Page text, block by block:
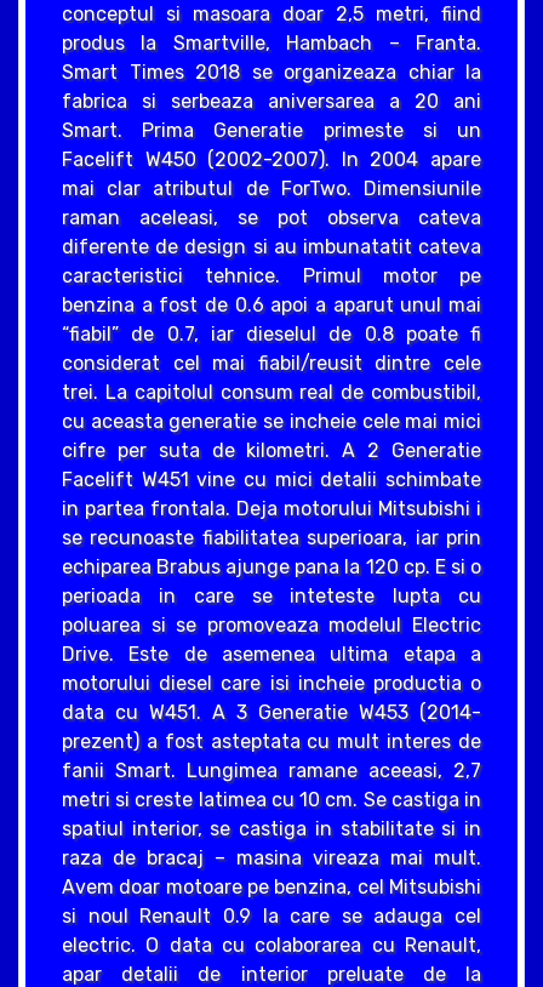
conceptul si masoara doar 2,5 metri, fiind
produs la Smartville, Hambach – Franta.
Smart Times 2018 se organizeaza chiar la
fabrica si serbeaza aniversarea a 20 ani
Smart. Prima Generatie primeste si un
Facelift W450 (2002-2007). In 2004 apare
mai clar atributul de ForTwo. Dimensiunile
raman aceleasi, se pot observa cateva
diferente de design si au imbunatatit cateva
caracteristici tehnice. Primul motor pe
benzina a fost de 0.6 apoi a aparut unul mai
“fiabil” de 0.7, iar dieselul de 0.8 poate fi
considerat cel mai fiabil/reusit dintre cele
trei. La capitolul consum real de combustibil,
cu aceasta generatie se incheie cele mai mici
cifre per suta de kilometri. A 2 Generatie
Facelift W451 vine cu mici detalii schimbate
in partea frontala. Deja motorului Mitsubishi i
se recunoaste fiabilitatea superioara, iar prin
echiparea Brabus ajunge pana la 120 cp. E si o
perioada in care se inteteste lupta cu
poluarea si se promoveaza modelul Electric
Drive. Este de asemenea ultima etapa a
motorului diesel care isi incheie productia o
data cu W451. A 3 Generatie W453 (2014-
prezent) a fost asteptata cu mult interes de
fanii Smart. Lungimea ramane aceeasi, 2,7
metri si creste latimea cu 10 cm. Se castiga in
spatiul interior, se castiga in stabilitate si in
raza de bracaj – masina vireaza mai mult.
Avem doar motoare pe benzina, cel Mitsubishi
si noul Renault 0.9 la care se adauga cel
electric. O data cu colaborarea cu Renault,
apar detalii de interior preluate de la